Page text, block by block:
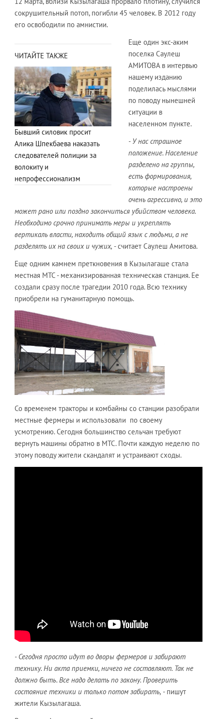
сокрушительный потоп, погибли 45 человек. В 2012 году
его освободили по амнистии.
ЧИТАЙТЕ ТАКЖЕ
Бывший силовик просит
Алика Шпекбаева наказать
следователей полиции за
волокиту и
непрофессионализм
Еще один экс-аким
поселка Саулеш
АМИТОВА в интервью
нашему изданию
поделилась мыслями
по поводу нынешней
ситуации в
населенном пункте.
- У нас страшное
положение. Население
разделено на группы,
есть формирования,
которые настроены
очень агрессивно, и это
может рано или поздно закончиться убийством человека.
Необходимо срочно принимать меры и укреплять
вертикаль власти, находить общий язык с людьми, а не
разделять их на своих и чужих, - считает Саулеш Амитова.
Еще одним камнем преткновения в Кызылагаше стала
местная МТС - механизированная техническая станция. Ее
создали сразу после трагедии 2010 года. Всю технику
приобрели на гуманитарную помощь.
Со временем тракторы и комбайны со станции разобрали
местные фермеры и использовали по своему
усмотрению. Сегодня большинство сельчан требуют
вернуть машины обратно в МТС. Почти каждую неделю по
этому поводу жители скандалят и устраивают сходы.
- Сегодня просто идут во дворы фермеров и забирают
технику. Ни акта приемки, ничего не составляют. Так не
должно быть. Все надо делать по закону. Проверить
состояние техники и только потом забирать, - пишут
жители Кызылагаша.